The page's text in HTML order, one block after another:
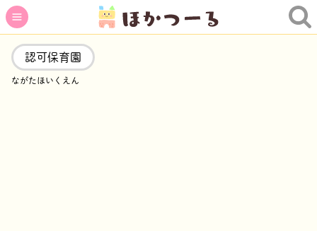
認可保育園
ながたほいくえん